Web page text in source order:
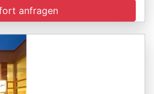
anfragen